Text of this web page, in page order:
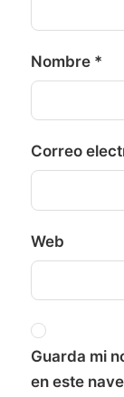
Nombre *
Correo
Web
Guarda mi
en este